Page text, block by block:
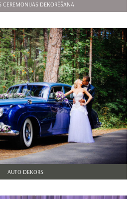
CEREMONIJAS DEKORĒŠANA
AUTO DEKORS